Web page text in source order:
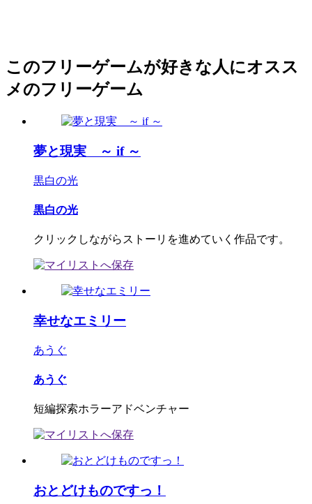
このフリーゲームが好きな人にオスス
メのフリーゲーム
夢と現実 ～ if ～
黒白の光
黒白の光
クリックしながらストーリを進めていく作品です。
幸せなエミリー
あうぐ
あうぐ
短編探索ホラーアドベンチャー
おとどけものですっ！